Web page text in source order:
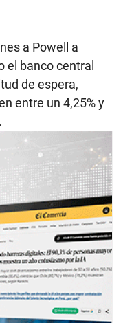
a Powell a
el banco central
de espera,
entre un 4,25% y